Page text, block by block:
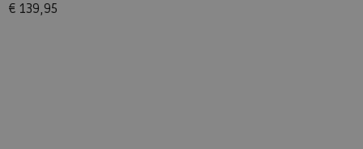
€ 139,95